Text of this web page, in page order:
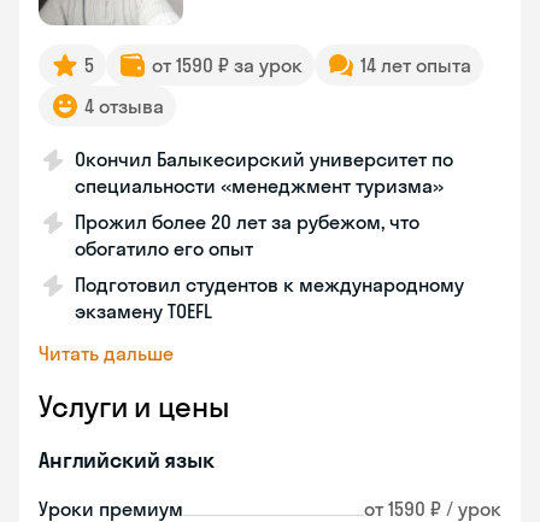
5 от 1590 ₽ за урок
14 лет опыта
4 отзыва
Окончил Балыкесирский университет по
специальности «менеджмент туризма»
Прожил более 20 лет за рубежом, что
обогатило его опыт
Подготовил студентов к международному
экзамену TOEFL
Читать дальше
Услуги и цены
Английский язык
Уроки премиум от 1590 ₽ / урок